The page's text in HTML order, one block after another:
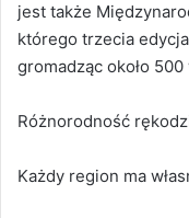
jest także
którego trzecia
gromadząc około
Różnorodność
Każdy region ma